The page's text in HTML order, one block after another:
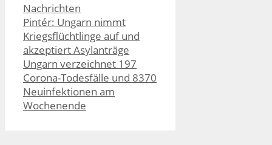
Kategorien
Nachrichten
Pintér: Ungarn nimmt
Kriegsflüchtlinge auf und
akzeptiert Asylanträge
Ungarn verzeichnet 197
Corona-Todesfälle und 8370
Neuinfektionen am
Wochenende